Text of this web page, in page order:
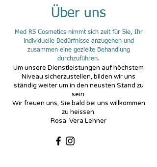
Über uns
Med RS Cosmetics nimmt sich zeit für Sie, Ihr
individuelle Bedürfnisse anzugehen und
zusammen eine gezielte Behandlung
durchzuführen.
Um unsere Dienstleistungen auf höchstem
Niveau sicherzustellen, bilden wir uns
ständig weiter um in den neusten Stand zu
sein.
Wir freuen uns, Sie bald bei uns willkommen
zu heissen.
Rosa Vera Lehner